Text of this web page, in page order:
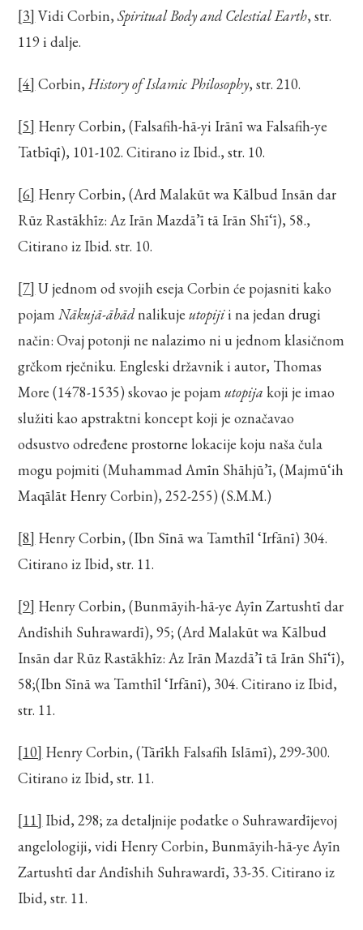
[3] Vidi Corbin,Spiritual Body and Celestial Earth, str.
119 i dalje.
[4] Corbin,History of Islamic Philosophy, str. 210.
[5] Henry Corbin, (Falsafih-hā-yi Irānī wa Falsafih-ye
Tatbīqī), 101-102. Citirano iz Ibid., str. 10.
[6] Henry Corbin, (Ard Malakūt wa Kālbud Insān dar
Rūz Rastākhīz: Az Irān Mazdā’ī tā Irān Shī‘ī), 58.,
Citirano iz Ibid. str. 10.
[7] U jednom od svojih eseja Corbin će pojasniti kako
pojamNākujā-ābādnalikujeutopijii na jedan drugi
način: Ovaj potonji ne nalazimo ni u jednom klasičnom
grčkom rječniku. Engleski državnik i autor, Thomas
More (1478-1535) skovao je pojamutopija koji je imao
služiti kao apstraktni koncept koji je označavao
odsustvo određene prostorne lokacije koju naša čula
mogu pojmiti (Muhammad Amīn Shāhjū’ī, (Majmū‘ih
Maqālāt Henry Corbin), 252-255) (S.M.M.)
[8] Henry Corbin, (Ibn Sīnā wa Tamthīl ‘Irfānī) 304.
Citirano iz Ibid, str. 11.
[9] Henry Corbin, (Bunmāyih-hā-ye Ayīn Zartushtī dar
Andīshih Suhrawardī), 95; (Ard Malakūt wa Kālbud
Insān dar Rūz Rastākhīz: Az Irān Mazdā’ī tā Irān Shī‘ī),
58;(Ibn Sīnā wa Tamthīl ‘Irfānī), 304. Citirano iz Ibid,
str. 11.
[10] Henry Corbin, (Tārīkh Falsafih Islāmī), 299-300.
Citirano iz Ibid, str. 11.
[11] Ibid, 298; za detaljnije podatke o Suhrawardījevoj
angelologiji, vidi Henry Corbin, Bunmāyih-hā-ye Ayīn
Zartushtī dar Andīshih Suhrawardī, 33-35. Citirano iz
Ibid, str. 11.